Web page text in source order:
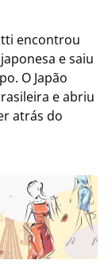
encontrou
e saiu
O Japão
e abriu
atrás do